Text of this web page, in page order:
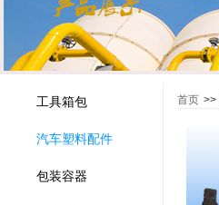
工具箱包
汽车塑料配件
包装容器
首页 >>